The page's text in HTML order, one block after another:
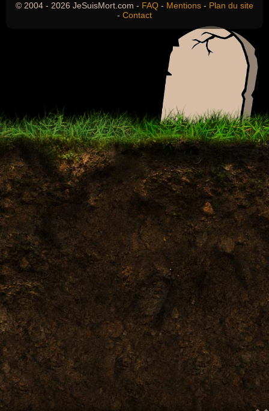
© 2004 - 2026 JeSuisMort.com - FAQ - Mentions - Plan du site
- Contact